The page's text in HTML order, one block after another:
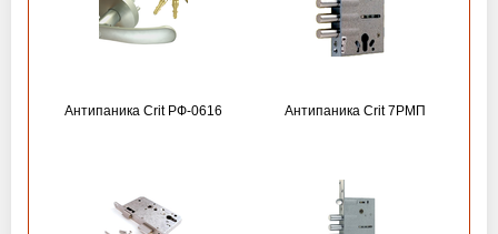
Антипаника Crit РФ-0616 Антипаника Crit 7РМП